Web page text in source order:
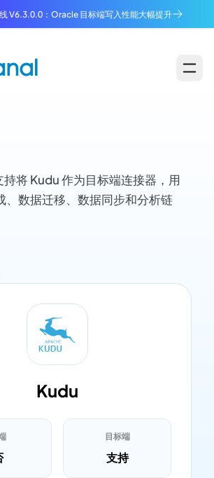
V6.3.0.0：Oracle 目标端写入性能大幅提升
将 Kudu 作为目标端连接器，用
、数据迁移、数据同步和分析链
Kudu
目标端
支持